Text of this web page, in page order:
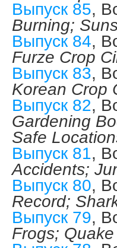
Выпуск 85,
Burning;
Выпуск 84,
Furze Crop
Выпуск 83,
Korean Crop
Выпуск 82,
Gardening
Safe
Выпуск 81,
Accidents;
Выпуск 80,
Record;
Выпуск 79,
Frogs;